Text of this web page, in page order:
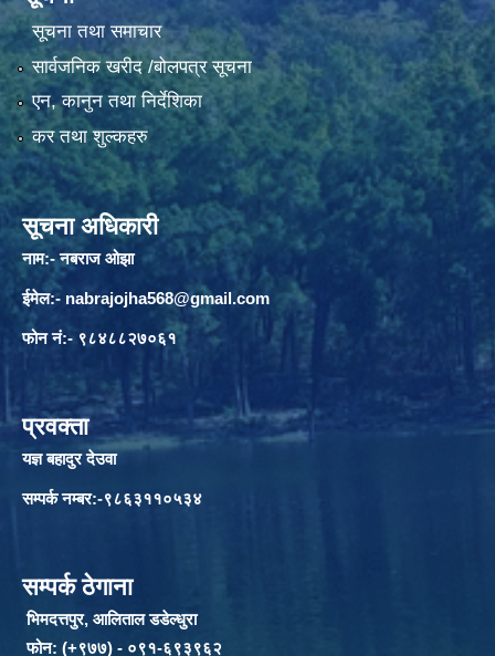
सूचना तथा समाचार
सार्वजनिक खरीद /बोलपत्र सूचना
एन, कानुन तथा निर्देशिका
कर तथा शुल्कहरु
सूचना अधिकारी
नाम:- नबराज ओझा
ईमेल:- nabrajojha568@gmail.com
फोन नं:- ९८४८८२७०६१
प्रवक्ता
यज्ञ बहादुर देउवा
सम्पर्क नम्बर:-९८६३११०५३४
सम्पर्क ठेगाना
भिमदत्तपुर, आलिताल डडेल्धुरा
फोन: (+९७७) - ०९१-६९३९६२